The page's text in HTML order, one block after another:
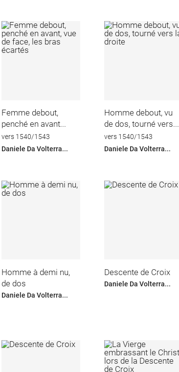
Femme debout,
penché en avant...
vers 1540/1543
Daniele Da Volterra...
Homme debout, vu
de dos, tourné vers...
vers 1540/1543
Daniele Da Volterra...
Homme à demi nu,
de dos
Daniele Da Volterra...
Descente de Croix
Daniele Da Volterra...